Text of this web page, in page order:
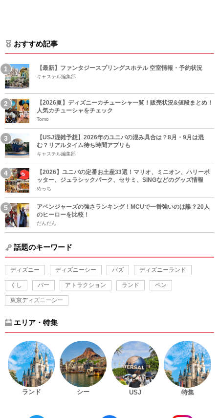
おすすめ記事
【最新】ファンタジースプリングスホテル 空室情報・予約状況
キャステル編集部
【2026夏】ディズニーカチューシャ一覧！販売状況&値段まとめ！
人気カチューシャをチェック
Tomo
【USJ混雑予想】2026年のユニバの混み具合は？8月・9月は混
む？リアルタイム待ち時間アプリも
キャステル編集部
【2026】ユニバの定番お土産33選！マリオ、ミニオン、ハリーポ
ッター、ジュラシックパーク、セサミ、SINGなどのグッズ情報
めっち
アベンジャーズの強さランキング！MCUで一番強いのは誰？20人
のヒーローを比較！
だんだん
話題のキーワード
ディズニー ディズニーシー バズ ディズニーランド
くし バー アトラクション ランド ペン
東京ディズニーシー
エリア・特集
ランド シー USJ 特集